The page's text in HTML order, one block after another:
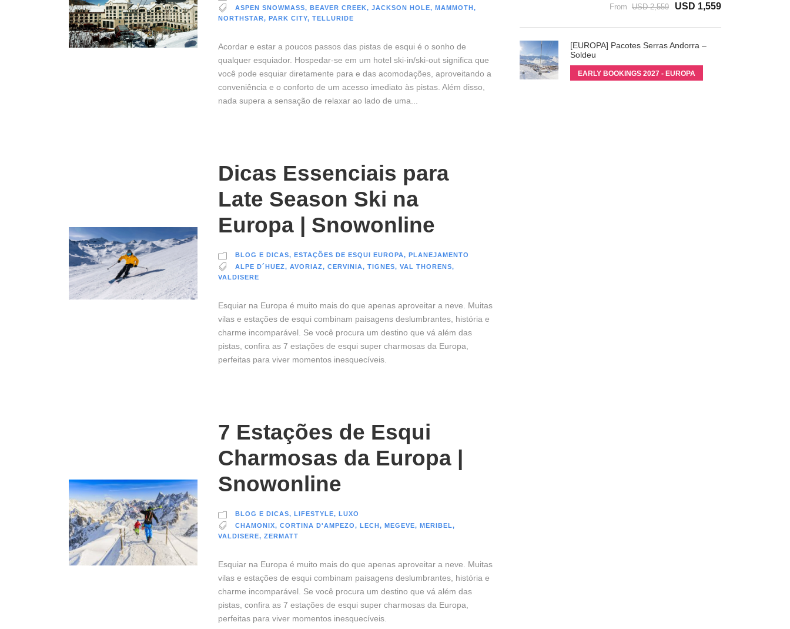
ASPEN SNOWMASS, BEAVER CREEK, JACKSON HOLE, MAMMOTH,
NORTHSTAR, PARK CITY, TELLURIDE
Acordar e estar a poucos passos das pistas de esqui é o sonho de
qualquer esquiador. Hospedar-se em um hotel ski-in/ski-out significa que
você pode esquiar diretamente para e das acomodações, aproveitando a
conveniência e o conforto de um acesso imediato às pistas. Além disso,
nada supera a sensação de relaxar ao lado de uma...
Dicas Essenciais para
Late Season Ski na
Europa | Snowonline
BLOG E DICAS, ESTAÇÕES DE ESQUI EUROPA, PLANEJAMENTO
ALPE D´HUEZ, AVORIAZ, CERVINIA, TIGNES, VAL THORENS,
VALDISERE
Esquiar na Europa é muito mais do que apenas aproveitar a neve. Muitas
vilas e estações de esqui combinam paisagens deslumbrantes, história e
charme incomparável. Se você procura um destino que vá além das
pistas, confira as 7 estações de esqui super charmosas da Europa,
perfeitas para viver momentos inesquecíveis.
7 Estações de Esqui
Charmosas da Europa |
Snowonline
BLOG E DICAS, LIFESTYLE, LUXO
CHAMONIX, CORTINA D'AMPEZO, LECH, MEGEVE, MERIBEL,
VALDISERE, ZERMATT
Esquiar na Europa é muito mais do que apenas aproveitar a neve. Muitas
vilas e estações de esqui combinam paisagens deslumbrantes, história e
charme incomparável. Se você procura um destino que vá além das
pistas, confira as 7 estações de esqui super charmosas da Europa,
perfeitas para viver momentos inesquecíveis.
From USD 2,559 USD 1,559
[EUROPA] Pacotes Serras Andorra –
Soldeu
EARLY BOOKINGS 2027 - EUROPA